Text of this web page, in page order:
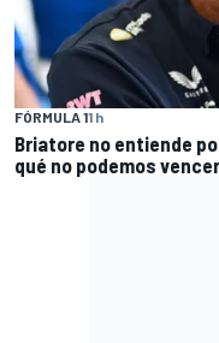
FÓRMULA 11 h
Briatore no entiende
qué no podemos